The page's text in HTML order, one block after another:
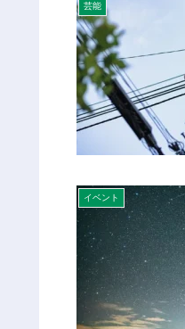
芸能
イベント